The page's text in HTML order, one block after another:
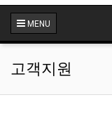
MENU
고객지원